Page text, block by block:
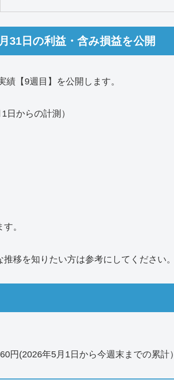
31日の利益・含み損益を公開
績【9週目】を公開します。
日からの計測）
。
移を知りたい方は参考にしてください。
円(2026年5月1日から今週末までの累計）